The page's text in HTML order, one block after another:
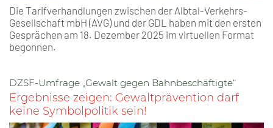
Die Tarifverhandlungen zwischen der Albtal-Verkehrs-
Gesellschaft mbH (AVG) und der GDL haben mit den ersten
Gesprächen am 18. Dezember 2025 im virtuellen Format
begonnen.
DZSF-Umfrage „Gewalt gegen Bahnbeschäftigte“
Ergebnisse zeigen: Gewaltprävention darf
keine Symbolpolitik sein!